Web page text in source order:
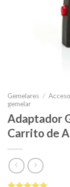
Gemelares /
gemelar
Adaptador
Carrito de